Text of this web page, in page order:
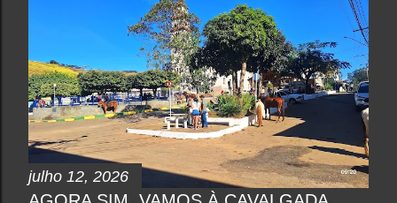
e
n
t
á
r
i
o
julho 12, 2026